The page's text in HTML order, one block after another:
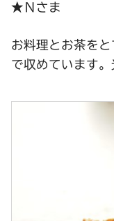
★Ｎさま
お料理とお茶を
で収めています。